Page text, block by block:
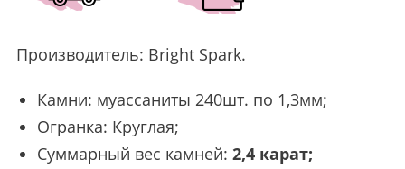
Производитель: Bright Spark.
Камни: муассаниты 240шт. по 1,3мм;
Огранка: Круглая;
Суммарный вес камней: 2,4 карат;